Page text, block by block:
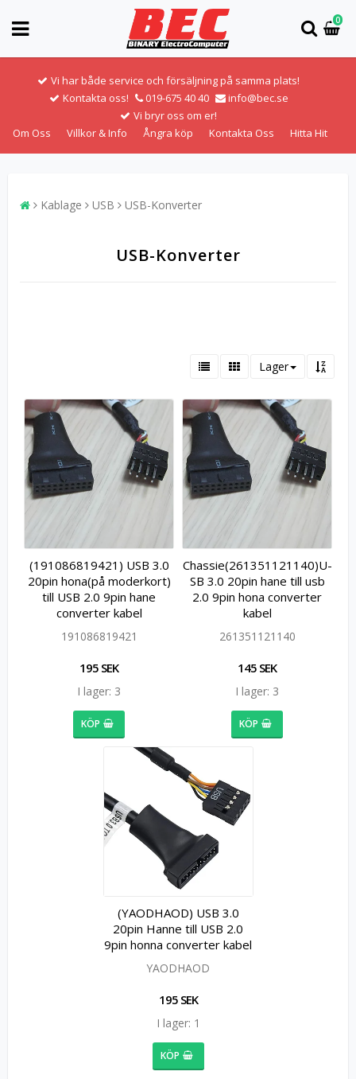
0
Vi har både service och försäljning på samma plats!
Kontakta oss!
019-675 40 40
info@bec.se
Vi bryr oss om er!
Om Oss
Villkor & Info Ångra köp Kontakta Oss Hitta Hit
Kablage USB USB-Konverter
USB-Konverter
Lager
(191086819421) USB 3.0
20pin hona(på moderkort)
till USB 2.0 9pin hane
converter kabel
191086819421
195 SEK
I lager: 3
KÖP
C­h­a­s­s­i­e­(­2­6­1­3­5­1­1­2­1­1­4­0­)­U­
S­B 3.0 20pin hane till usb
2.0 9pin hona converter
kabel
261351121140
145 SEK
I lager: 3
KÖP
(YAODHAOD) USB 3.0
20pin Hanne till USB 2.0
9pin honna converter kabel
YAODHAOD
195 SEK
I lager: 1
KÖP